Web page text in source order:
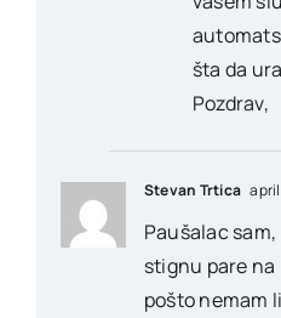
šta da
Pozdrav,
Stevan Trtica
Paušalac
stignu pare
pošto nemam